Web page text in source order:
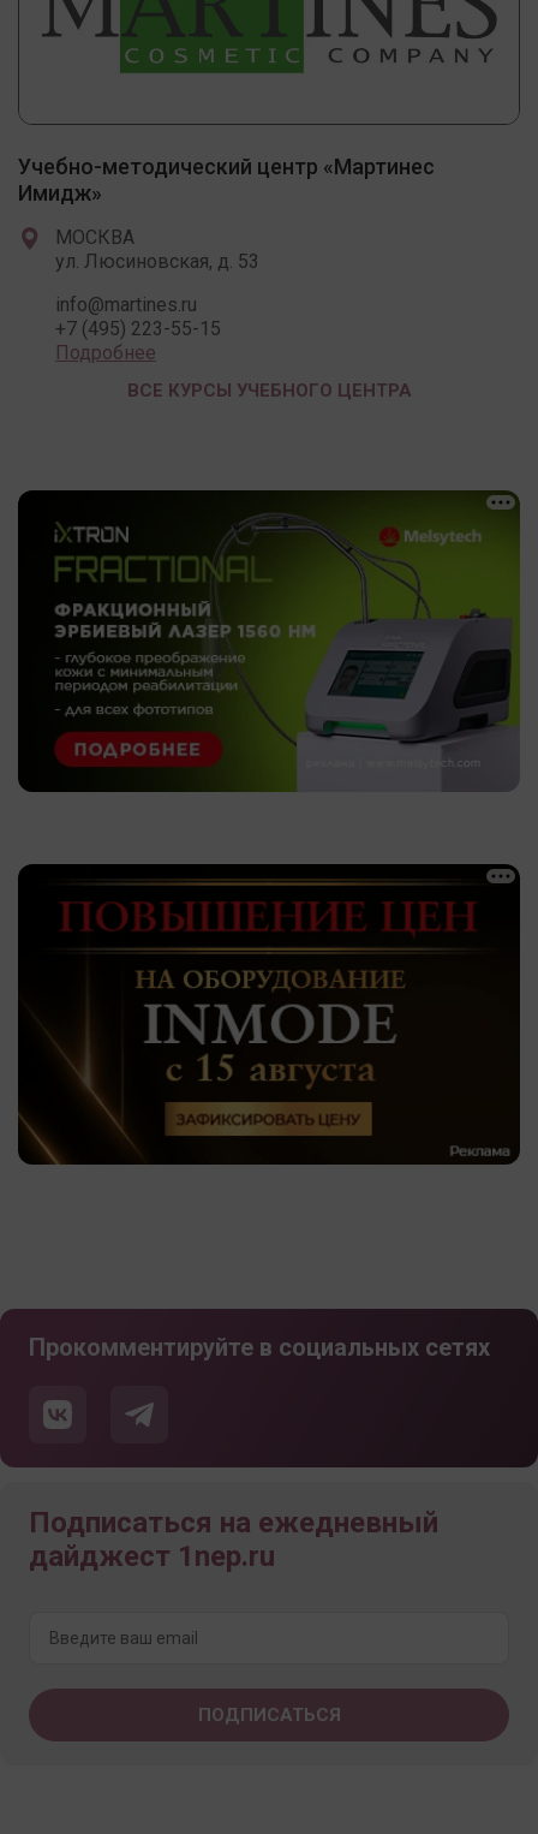
Учебно-методический центр «Мартинес
Имидж»
МОСКВА
ул. Люсиновская, д. 53
info@martines.ru
+7 (495) 223-55-15
Подробнее
ВСЕ КУРСЫ УЧЕБНОГО ЦЕНТРА
Прокомментируйте в социальных сетях
Подписаться на ежедневный
дайджест 1nep.ru